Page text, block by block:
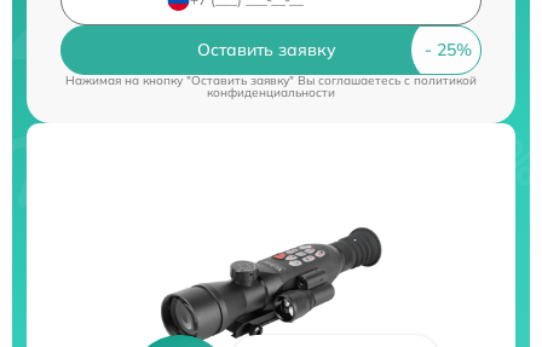
Оставить заявку
Нажимая на кнопку "Оставить заявку" Вы соглашаетесь cполитикой
конфиденциальности